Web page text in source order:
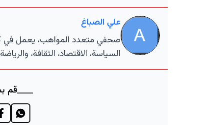
علي الصباغ
صحفي متعدد المواهب، يعمل في
السياسة، الاقتصاد، الثقافة،
قم